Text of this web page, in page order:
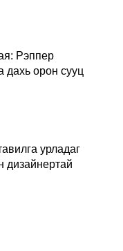
Рэппер
дахь орон сууц
урладаг